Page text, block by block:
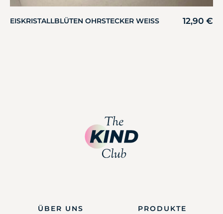
EISKRISTALLBLÜTEN OHRSTECKER WEISS 12,90 €
ÜBER UNS PRODUKTE